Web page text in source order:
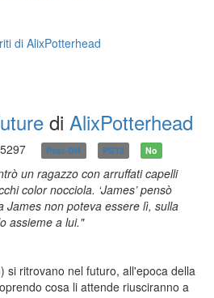
di AlixPotterhead
di AlixPotterhead
Post-DH PG13 No
un ragazzo con arruffati capelli
color nocciola. ‘James’ pensò
James non poteva essere lì, sulla
assieme a lui."
si ritrovano nel futuro, all'epoca della
cosa li attende riusciranno a